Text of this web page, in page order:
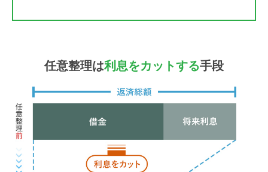
任意整理は利息をカットする手段